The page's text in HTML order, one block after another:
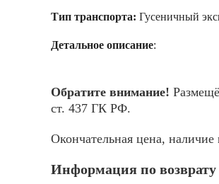
Тип транспорта: Гусеничный
Детальное описание:
Обратите внимание!
ст. 437 ГК РФ.
Окончательная цена,
Информация по возврату